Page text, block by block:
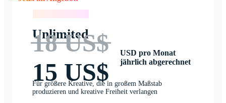
Unlimited
18 US$
15 US$
USD pro Monat
jährlich abgerechnet
Für größere Kreative, die in großem Maßstab
produzieren und kreative Freiheit verlangen